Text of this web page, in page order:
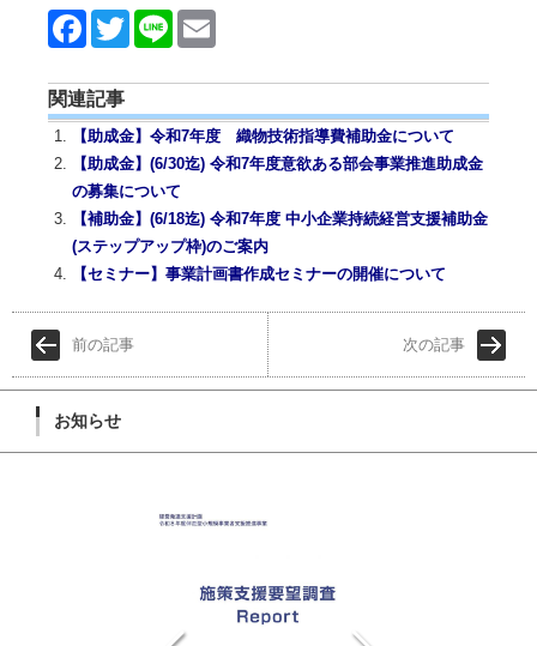
Face Twitt Line
関連記事
【助成金】令和7年度 織物技術指導費補助金について
【助成金】(6/30迄) 令和7年度意欲ある部会事業推進助成金
の募集について
【補助金】(6/18迄) 令和7年度 中小企業持続経営支援補助金
(ステップアップ枠)のご案内
【セミナー】事業計画書作成セミナーの開催について
前の記事 次の記事
お知らせ